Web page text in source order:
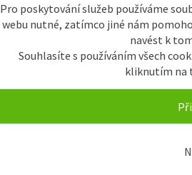
Pro poskytování služeb používáme
webu nutné, zatímco jiné nám
navést k
Souhlasíte s používáním všech
kliknutím na
Akční kamery